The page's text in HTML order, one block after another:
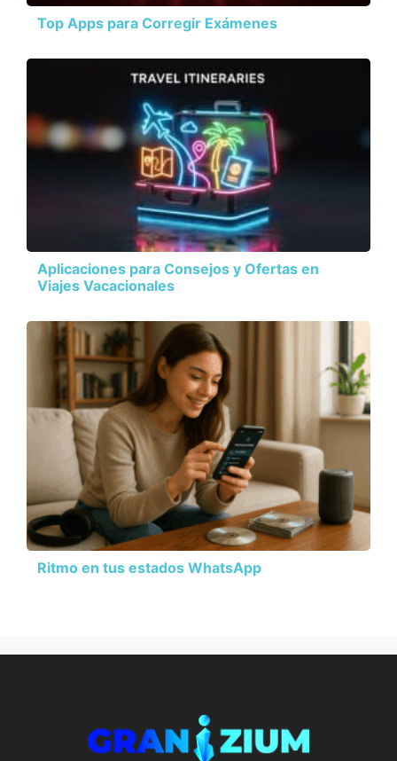
Top Apps para Corregir Exámenes
Aplicaciones para Consejos y Ofertas en
Viajes Vacacionales
Ritmo en tus estados WhatsApp